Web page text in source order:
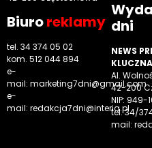
Biuroreklamy
tel. 34 374 05 02
kom. 512 044 894
e-
mail: marketing7dni@gmail.com
e-
mail: redakcja7dni@interia.pl
Wyd
dni
NEWS
KLUCZNA
Al.
42-200
NIP: 949-
tel. 34/
mail: